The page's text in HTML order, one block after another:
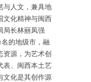
与人文，兼具地
文化精神与闽西
局长林丽凤强
的地级市，融
资源，为艺术创
表、闽西本土艺
文化是其创作源